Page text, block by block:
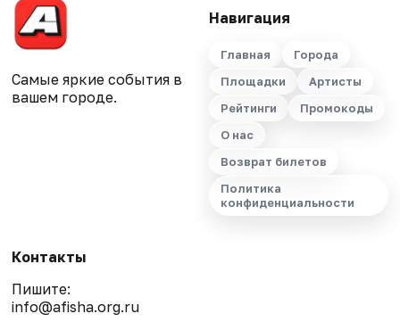
Самые яркие события в
вашем городе.
Навигация
Главная
Города
Площадки
Артисты
Рейтинги
Промокоды
О нас
Возврат билетов
Политика
конфиденциальности
Контакты
Пишите:
info@afisha.org.ru